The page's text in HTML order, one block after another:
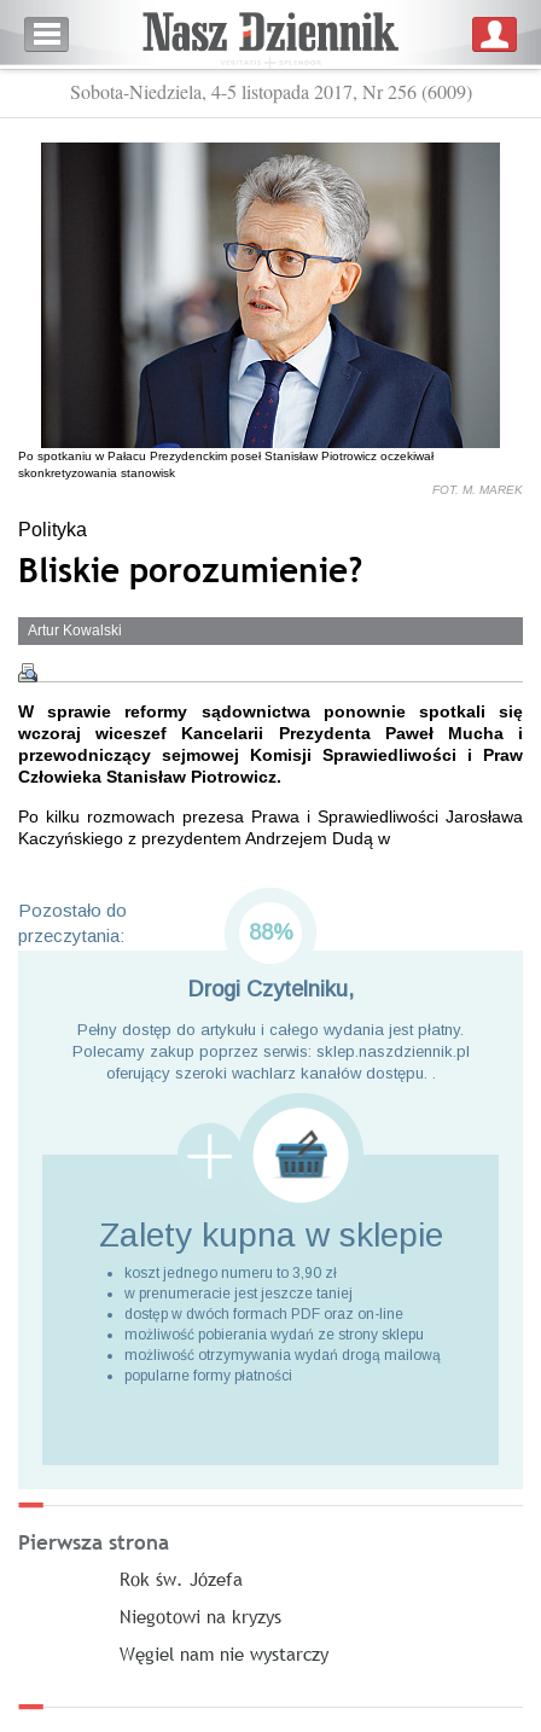
Sobota-Niedziela, 4-5 listopada 2017, Nr 256 (6009)
Po spotkaniu w Pałacu Prezydenckim poseł Stanisław Piotrowicz oczekiwał
skonkretyzowania stanowisk
FOT. M. MAREK
Polityka
Bliskie porozumienie?
Artur Kowalski
W sprawie reformy sądownictwa ponownie spotkali się
wczoraj wiceszef Kancelarii Prezydenta Paweł Mucha i
przewodniczący sejmowej Komisji Sprawiedliwości i Praw
Człowieka Stanisław Piotrowicz.
Po kilku rozmowach prezesa Prawa i Sprawiedliwości Jarosława
Kaczyńskiego z prezydentem Andrzejem Dudą w
Pozostało do
przeczytania:
88%
Drogi Czytelniku,
Pełny dostęp do artykułu i całego wydania jest płatny.
Polecamy zakup poprzez serwis: sklep.naszdziennik.pl
oferujący szeroki wachlarz kanałów dostępu. .
Zalety kupna w sklepie
koszt jednego numeru to 3,90 zł
w prenumeracie jest jeszcze taniej
dostęp w dwóch formach PDF oraz on-line
możliwość pobierania wydań ze strony sklepu
możliwość otrzymywania wydań drogą mailową
popularne formy płatności
Pierwsza strona
Rok św. Józefa
Niegotowi na kryzys
Węgiel nam nie wystarczy